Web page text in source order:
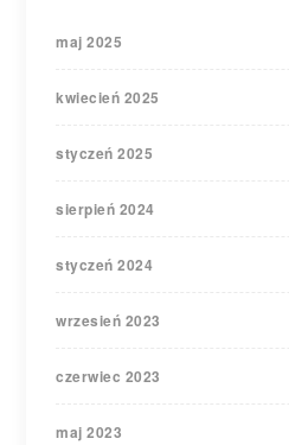
maj 2025
kwiecień 2025
styczeń 2025
sierpień 2024
styczeń 2024
wrzesień 2023
czerwiec 2023
maj 2023